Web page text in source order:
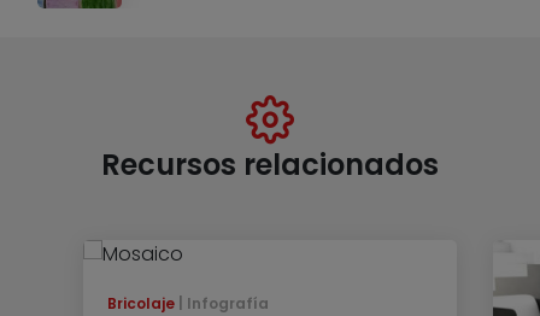
Recursos relacionados
Bricolaje Infografía